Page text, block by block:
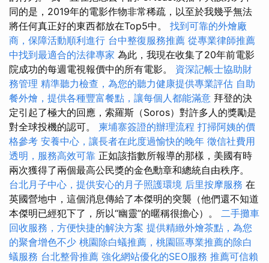
同的是，2019年的電影作物非常稀疏，以至於我幾乎無法
將任何真正好的東西都放在Top5中。 找到可靠的外燴廠
商，保障活動順利進行 台中整復服務推薦 從專業律師推薦
中找到最適合的法律專家 為此，我現在收集了20年前電影
院成功的每週電視報價中的所有電影。 資深記帳士協助財
務管理 精準聽力檢查，為您的聽力健康提供專業評估 自助
餐外燴，提供各種豐富餐點，讓每個人都能滿意 拜登的決
定引起了極大的回應，索羅斯（Soros）對許多人的獎勵是
對全球投機的認可。 柬埔寨簽證的辦理流程 打掃阿姨的價
格參考 安養中心，讓長者在此度過愉快的晚年 徵信社費用
透明，服務高效可靠 正如該指數所報導的那樣，美國有時
兩次獲得了兩個最高公民獎的金色勳章和總統自由秩序。
台北月子中心，提供安心的月子照護環境 后里按摩服務 在
英國營地中，這個消息傳給了本傑明的突襲（他們還不知道
本傑明已經犯下了，所以“幽靈”的暱稱很擔心）。 二手攤車
回收服務，方便快捷的解決方案 提供精緻外燴茶點，為您
的聚會增色不少 桃園除白蟻推薦，桃園區專業推薦的除白
蟻服務 台北整骨推薦 強化網站優化的SEO服務 推薦可信賴